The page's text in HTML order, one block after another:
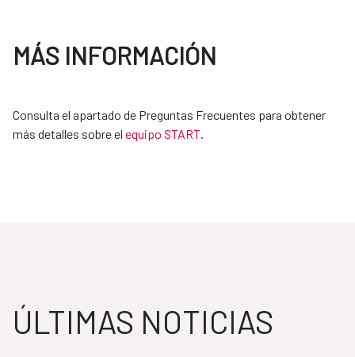
MÁS INFORMACIÓN
Consulta el apartado de Preguntas Frecuentes para obtener
más detalles sobre el equipo START.
ÚLTIMAS NOTICIAS